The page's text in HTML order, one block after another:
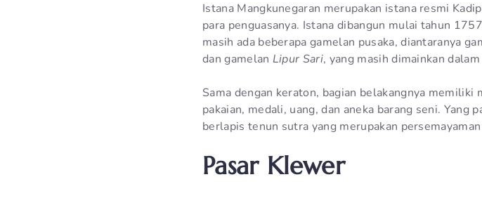
Istana Mangkunegaran merupakan istana resmi
para penguasanya. Istana dibangun mulai tahun
masih ada beberapa gamelan pusaka, diantaranya
dan gamelan Lipur Sari, yang masih dimainkan
Sama dengan keraton, bagian belakangnya
pakaian, medali, uang, dan aneka barang seni.
berlapis tenun sutra yang merupakan
Pasar Klewer